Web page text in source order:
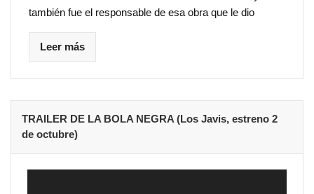
también fue el responsable de esa obra que le dio
Leer más
TRAILER DE LA BOLA NEGRA (Los Javis, estreno 2
de octubre)